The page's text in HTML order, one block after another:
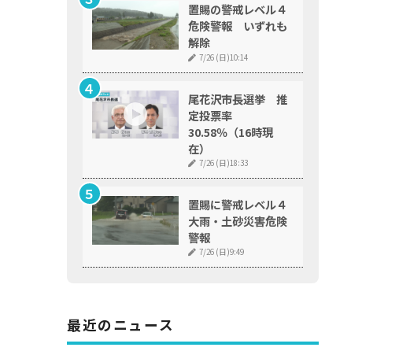
置賜の警戒レベル４
危険警報 いずれも
解除
7/26 (日)10:14
尾花沢市長選挙 推
定投票率
30.58％（16時現
在）
7/26 (日)18:33
置賜に警戒レベル４
大雨・土砂災害危険
警報
7/26 (日)9:49
最近のニュース